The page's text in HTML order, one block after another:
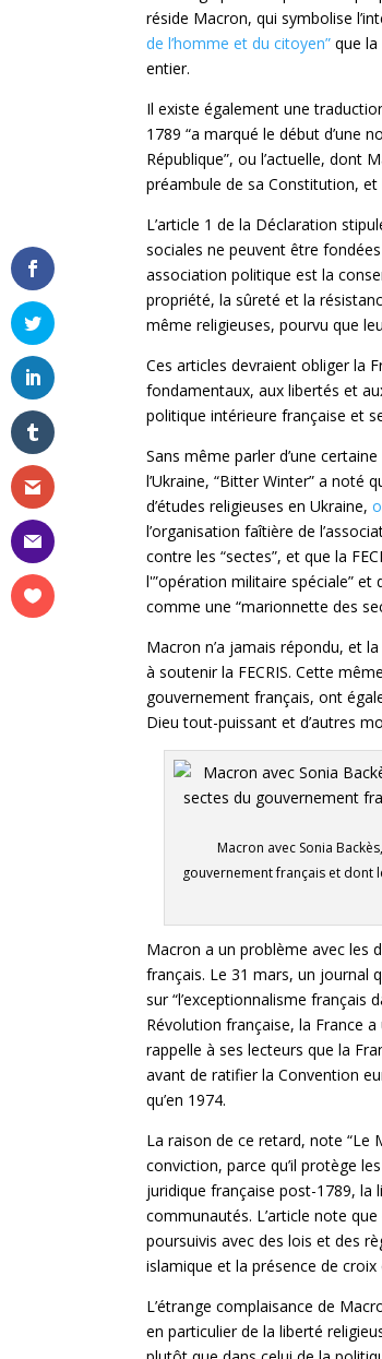
réside Macron, qui symbolise
de l’homme et du citoyen” que
entier.
Il existe également une
1789 “a marqué le début d’une
République”, ou l’actuelle, dont
préambule de sa Constitution,
L’article 1 de la Déclaration
sociales ne peuvent être
association politique est la
propriété, la sûreté et la
même religieuses, pourvu que
Ces articles devraient obliger la
fondamentaux, aux libertés et
politique intérieure française et
Sans même parler d’une
l’Ukraine, “Bitter Winter” a noté
d’études religieuses en Ukraine,
l’organisation faîtière de
contre les “sectes”, et que la
l'”opération militaire spéciale” et
comme une “marionnette des
Macron n’a jamais répondu, et
à soutenir la FECRIS. Cette
gouvernement français, ont
Dieu tout-puissant et d’autres
Macron avec Sonia
gouvernement français et dont
Macron a un problème avec les
français. Le 31 mars, un journal
sur “l’exceptionnalisme français
Révolution française, la France
rappelle à ses lecteurs que la
avant de ratifier la Convention
qu’en 1974.
La raison de ce retard, note “Le
conviction, parce qu’il protège
juridique française post-1789, la
communautés. L’article note
poursuivis avec des lois et des
islamique et la présence de
L’étrange complaisance de
en particulier de la liberté